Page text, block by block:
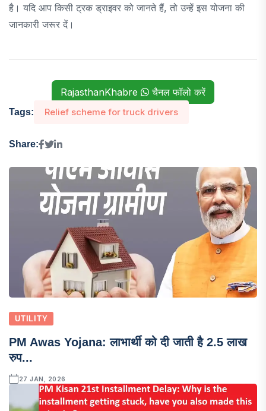
है। यदि आप किसी ट्रक ड्राइवर को जानते हैं, तो उन्हें इस योजना की
जानकारी जरूर दें।
RajasthanKhabre चैनल फॉलो करें
Tags: Relief scheme for truck drivers
Share:
UTILITY
PM Awas Yojana: लाभार्थी को दी जाती है 2.5 लाख
रुप...
27 JAN, 2026